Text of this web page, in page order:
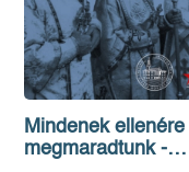
Mindenek ellenére
megmaradtunk -